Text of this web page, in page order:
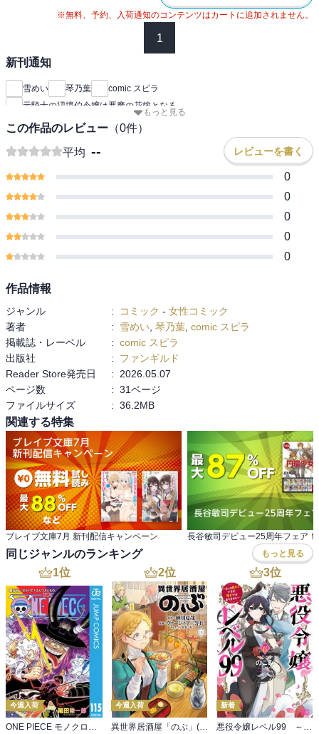
※無料、予約、入荷通知のコンテンツはカートに追加されません。
1
新刊通知
雪めい 琴乃葉
comic スピラ
元騎士の辺境伯令嬢は悪魔の花嫁となる
もっと見る
この作品のレビュー （0件）
平均 -- レビューを書く
0
0
0
0
0
作品情報
ジャンル : コミック - 女性コミック
著者
: 雪めい, 琴乃葉, comic スピラ
掲載誌・レーベル
: comic スピラ
出版社
:
ファンギルド
Reader Store発売日
: 2026.05.07
ページ数
: 31ページ
ファイルサイズ
: 36.2MB
関連する特集
ブレイブ文庫7月 新刊配信キャンペーン 長谷敏司デビュー25周年フェア！
同じジャンルのランキング もっと見る
1位
今週入荷
2位
今週入荷
3位
新着